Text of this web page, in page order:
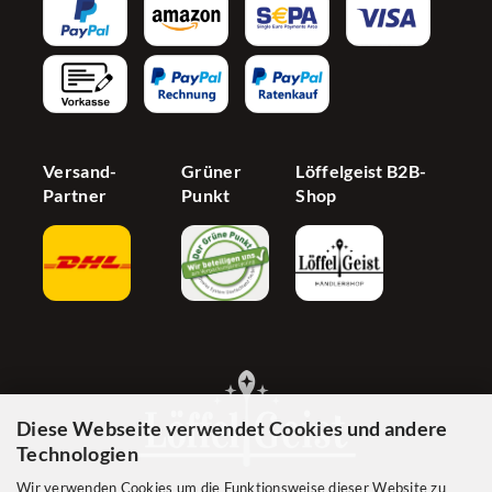
Diese Webseite verwendet Cookies und andere
Technologien
Wir verwenden Cookies um die Funktionsweise dieser Website zu
Partnerprogramm
Jetzt Händer werden
Barrierefreiheit
Cookie Einstellungen
Versand-
Partner
Grüner
Punkt
Löffelgeist B2B-
Shop